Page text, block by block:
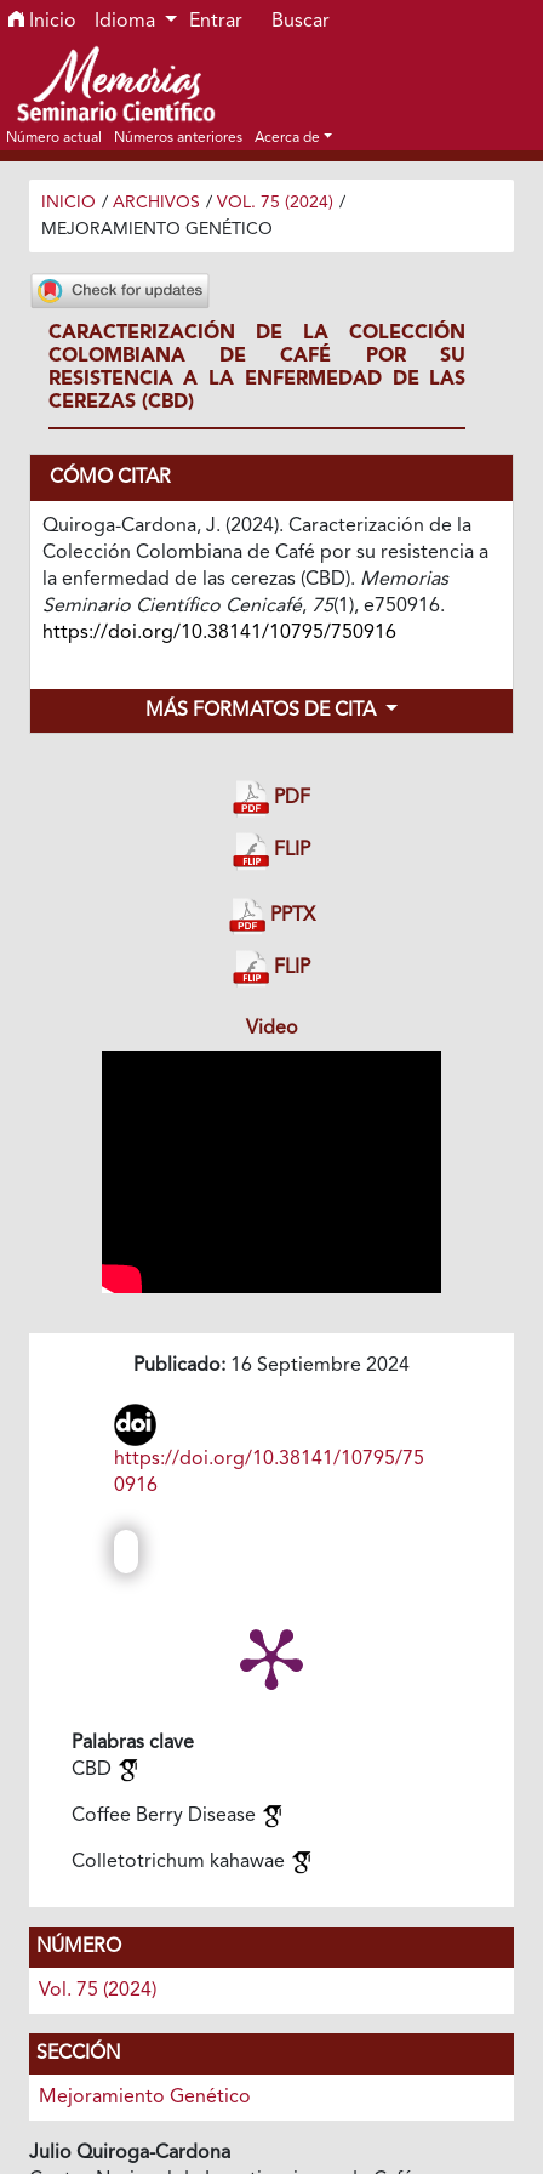
Ir al menú de navegación principal
Ir al contenido principal
Ir al pie de página del sitio
Inicio Idioma Entrar Buscar
Número actual Números anteriores Acerca de
INICIO / ARCHIVOS / VOL. 75 (2024) /
MEJORAMIENTO GENÉTICO
CARACTERIZACIÓN DE LA COLECCIÓN
COLOMBIANA DE CAFÉ POR SU
RESISTENCIA A LA ENFERMEDAD DE LAS
CEREZAS (CBD)
CÓMO CITAR
Quiroga-Cardona, J. (2024). Caracterización de la
Colección Colombiana de Café por su resistencia a
la enfermedad de las cerezas (CBD). Memorias
Seminario Científico Cenicafé, 75(1), e750916.
https://doi.org/10.38141/10795/750916
MÁS FORMATOS DE CITA
PDF
FLIP
PPTX
FLIP
Video
Publicado: 16 Septiembre 2024
https://doi.org/10.38141/10795/75
0916
Palabras clave
CBD
Coffee Berry Disease
Colletotrichum kahawae
NÚMERO
Vol. 75 (2024)
SECCIÓN
Mejoramiento Genético
Julio Quiroga-Cardona